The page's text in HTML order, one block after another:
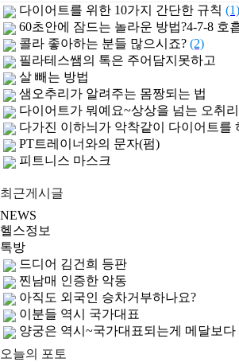
다이어트를 위한 10가지 간단한 규칙 (1)
60초안에 잠드는 놀라운 방법?4-7-8 호
콜라 좋아하는 분들 많으시죠? (2)
필라테스쌤의 톡은 주어담지못하고
살 빼는 방법
샘오추리가 알려주는 몸짱되는 법
다이어트가 뭐예요~상상을 넘는 오취
다가진 이하늬가 악착같이 다이어트를
PT트레이너와의 문자(펌)
피트니스 마스크
최근게시글
NEWS
헬스정보
톡방
드디어 김건희 등판
찐남매 인증한 악동
아직도 외국인 승차거부하나요?
이분들 역시 국가대표
양궁은 역시~국가대표되는게 메달보다
오늘의 포토